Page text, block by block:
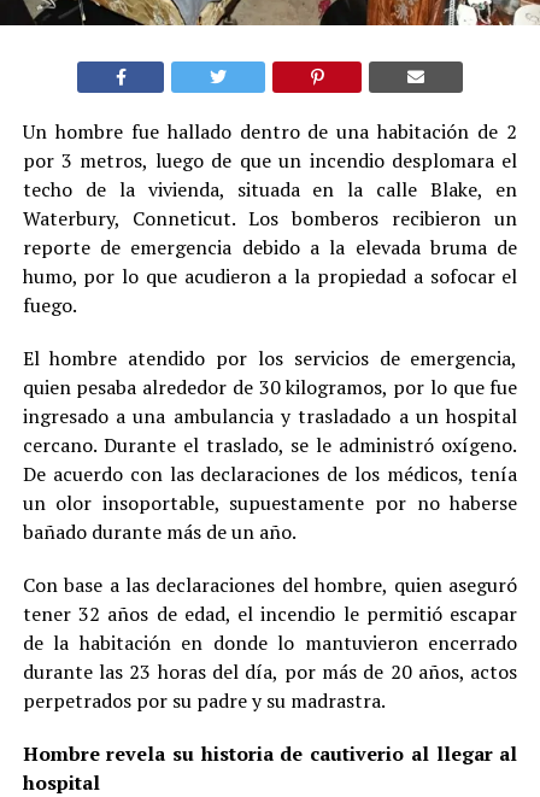
Un hombre fue hallado dentro de una habitación de 2
por 3 metros, luego de que un incendio desplomara el
techo de la vivienda, situada en la calle Blake, en
Waterbury, Conneticut. Los bomberos recibieron un
reporte de emergencia debido a la elevada bruma de
humo, por lo que acudieron a la propiedad a sofocar el
fuego.
El hombre atendido por los servicios de emergencia,
quien pesaba alrededor de 30 kilogramos, por lo que fue
ingresado a una ambulancia y trasladado a un hospital
cercano. Durante el traslado, se le administró oxígeno.
De acuerdo con las declaraciones de los médicos, tenía
un olor insoportable, supuestamente por no haberse
bañado durante más de un año.
Con base a las declaraciones del hombre, quien aseguró
tener 32 años de edad, el incendio le permitió escapar
de la habitación en donde lo mantuvieron encerrado
durante las 23 horas del día, por más de 20 años, actos
perpetrados por su padre y su madrastra.
Hombre revela su historia de cautiverio al llegar al
hospital